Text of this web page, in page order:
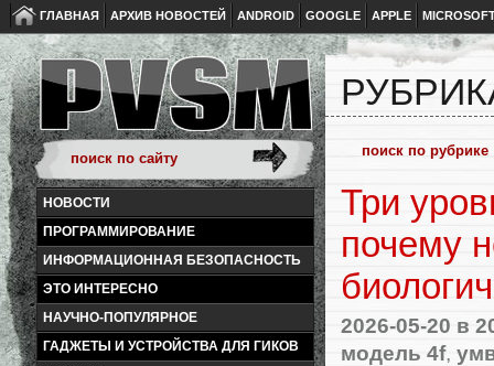
ГЛАВНАЯ АРХИВ НОВОСТЕЙ ANDROID GOOGLE APPLE
НОВОСТИ
ПРОГРАММИРОВАНИЕ
ИНФОРМАЦИОННАЯ БЕЗОПАСНОСТЬ
ЭТО ИНТЕРЕСНО
НАУЧНО-ПОПУЛЯРНОЕ
ГАДЖЕТЫ И УСТРОЙСТВА ДЛЯ ГИКОВ
Три
почему
2026-05-20 в
модель 4f,